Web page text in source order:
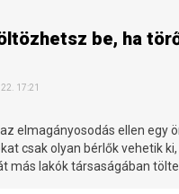
be, ha
17:21
elmagányosodás ellen egy
csak olyan bérlők vehetik
más lakók társaságában